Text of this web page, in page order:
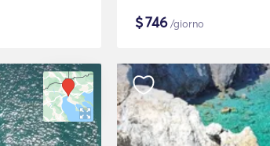
$746/giorno